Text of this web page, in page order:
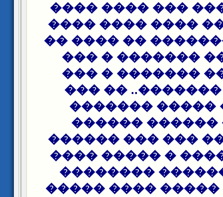
������ ���� ���
���� � ���� ����
������� �������
���� ����
����� ���
���� ��
���� �� �����
������ ������
������. ��� ���
������ ����� �
����� �������
�������� �����